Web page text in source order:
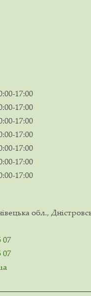
17:00
17:00
17:00
17:00
17:00
17:00
17:00
обл.,
07
07